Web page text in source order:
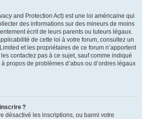
and Protection Act) est une loi américaine qui
des informations sur des mineurs de moins
écrit de leurs parents ou tuteurs légaux.
de cette loi à votre forum, consultez un
et les propriétaires de ce forum n’apportent
contactez pas à ce sujet, sauf comme indiqué
propos de problèmes d’abus ou d’ordres légaux
?
désactivé les inscriptions, ou banni votre